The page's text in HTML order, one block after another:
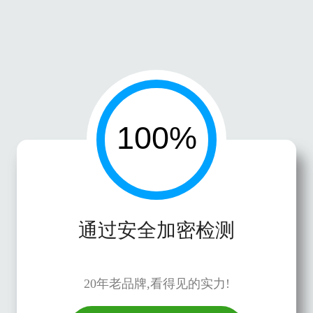
通过安全加密检测
20年老品牌,看得见的实力!